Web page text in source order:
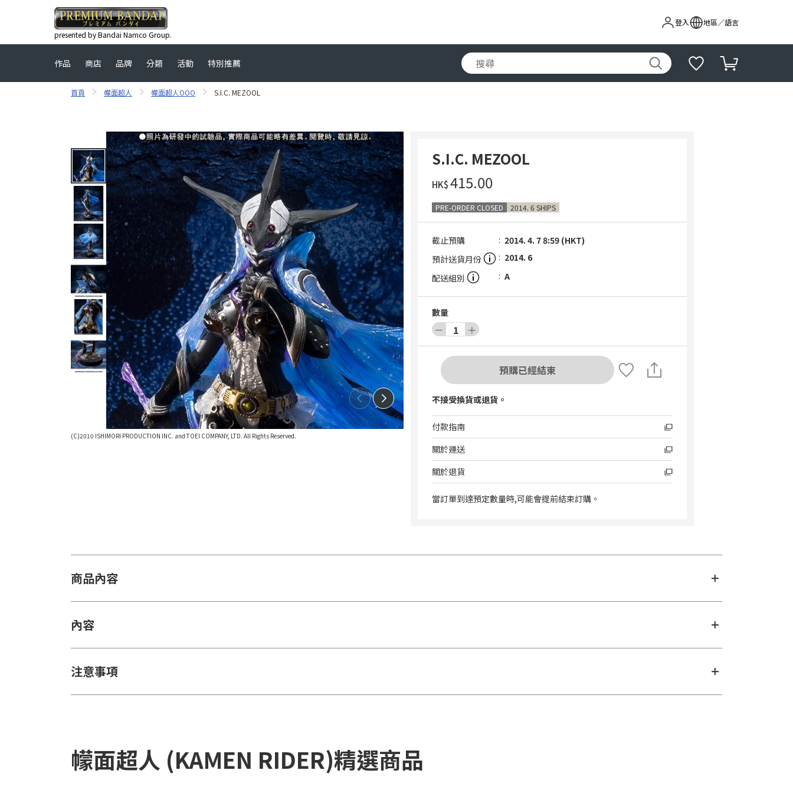
presented by Bandai Namco Group.
登入 地區／語言
作品 商店 品牌 分類 活動 特別推薦
首頁 幪面超人 幪面超人OOO S.I.C. MEZOOL
(C)2010 ISHIMORI PRODUCTION INC. and TOEI COMPANY, LTD. All Rights Reserved.
S.I.C. MEZOOL
HK$‌415.00
PRE-ORDER CLOSED 2014. 6 SHIPS
截止預購
2014. 4. 7 8:59 (HKT)
預計送貨月份
2014. 6
配送組別
A
數量
－ 1 ＋
預購已經結束
不接受換貨或退貨。
付款指南
關於運送
關於退貨
當訂單到達預定數量時,可能會提前結束訂購。
商品內容
內容
注意事項
幪面超人 (KAMEN RIDER)精選商品